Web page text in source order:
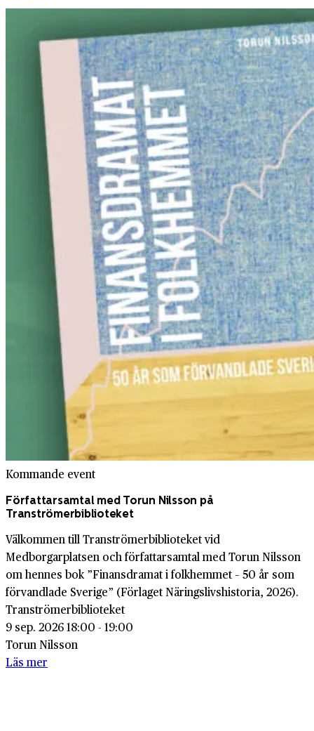
Kommande event
Författarsamtal med Torun Nilsson på
Tranströmerbiblioteket
Välkommen till Tranströmerbiblioteket vid
Medborgarplatsen och författarsamtal med Torun Nilsson
om hennes bok ”Finansdramat i folkhemmet – 50 år som
förvandlade Sverige” (Förlaget Näringslivshistoria, 2026).
Tranströmerbiblioteket
9 sep. 2026 18:00 - 19:00
Torun Nilsson
Läs mer